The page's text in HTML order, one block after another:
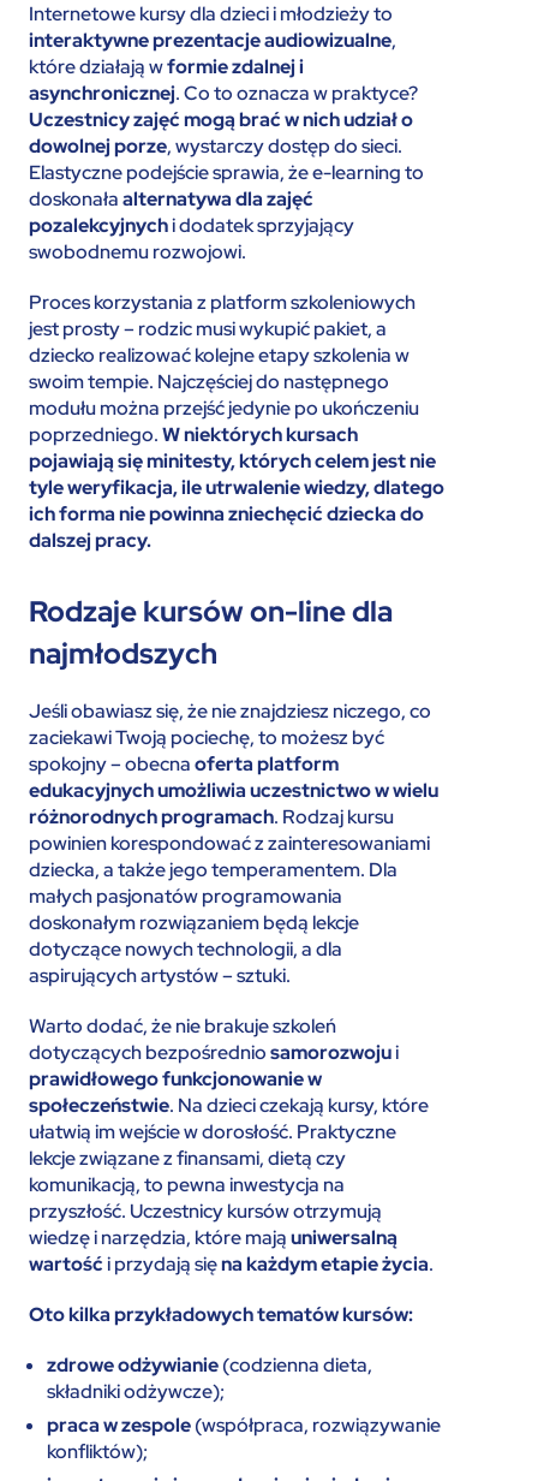
Internetowe kursy dla dzieci i młodzieży to
interaktywne prezentacje audiowizualne,
które działają wformie zdalnej i
asynchronicznej. Co to oznacza w praktyce?
Uczestnicy zajęć mogą brać w nich udział o
dowolnej porze, wystarczy dostęp do sieci.
Elastyczne podejście sprawia, że e-learning to
doskonałaalternatywa dla zajęć
pozalekcyjnychi dodatek sprzyjający
swobodnemu rozwojowi.
Proces korzystania z platform szkoleniowych
jest prosty – rodzic musi wykupić pakiet, a
dziecko realizować kolejne etapy szkolenia w
swoim tempie. Najczęściej do następnego
modułu można przejść jedynie po ukończeniu
poprzedniego.W niektórych kursach
pojawiają się minitesty, których celem jest nie
tyle weryfikacja, ile utrwalenie wiedzy, dlatego
ich forma nie powinna zniechęcić dziecka do
dalszej pracy.
Rodzaje kursów on-line dla
najmłodszych
Jeśli obawiasz się, że nie znajdziesz niczego, co
zaciekawi Twoją pociechę, to możesz być
spokojny – obecnaoferta platform
edukacyjnych umożliwia uczestnictwo w wielu
różnorodnych programach. Rodzaj kursu
powinien korespondować z zainteresowaniami
dziecka, a także jego temperamentem. Dla
małych pasjonatów programowania
doskonałym rozwiązaniem będą lekcje
dotyczące nowych technologii, a dla
aspirujących artystów – sztuki.
Warto dodać, że nie brakuje szkoleń
dotyczących bezpośredniosamorozwojui
prawidłowego funkcjonowanie w
społeczeństwie. Na dzieci czekają kursy, które
ułatwią im wejście w dorosłość. Praktyczne
lekcje związane z finansami, dietą czy
komunikacją, to pewna inwestycja na
przyszłość. Uczestnicy kursów otrzymują
wiedzę i narzędzia, które mająuniwersalną
wartośći przydają sięna każdym etapie życia.
Oto kilka przykładowych tematów kursów:
zdrowe odżywianie(codzienna dieta,
składniki odżywcze);
praca w zespole(współpraca, rozwiązywanie
konfliktów);